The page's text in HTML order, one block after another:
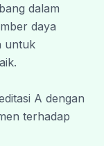
karena
kepada
peserta
dan
SMA PGRI
ini dapat
dalam
daya
untuk
A dengan
terhadap